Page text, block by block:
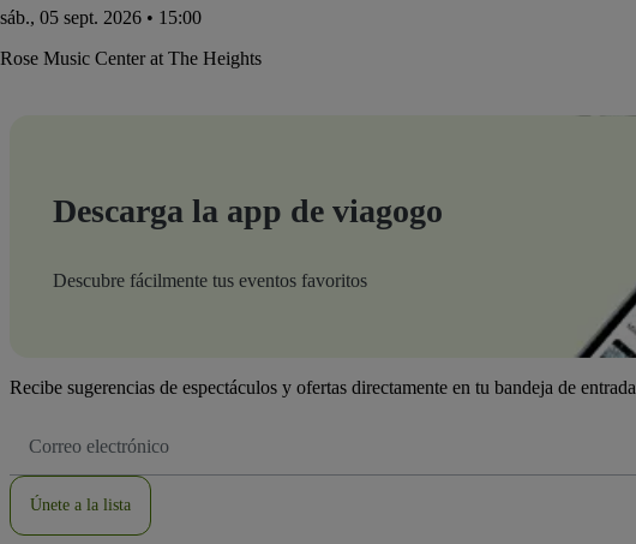
sáb., 05 sept. 2026 • 15:00
Rose Music Center at The Heights
Descarga la app de viagogo
Descubre fácilmente tus eventos favoritos
Recibe sugerencias de espectáculos y ofertas directamente en tu bandeja de entrada
de
Únete a la lista